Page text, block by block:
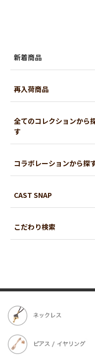
新着商品
再入荷商品
全てのコレクションから
す
コラボレーションから探
CAST SNAP
こだわり検索